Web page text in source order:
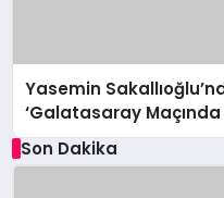
Yasemin
‘Galatasaray
Son Dakika